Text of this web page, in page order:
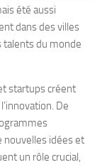
été aussi
dans des villes
talents du monde
startups créent
De
nouvelles idées et
un rôle crucial,